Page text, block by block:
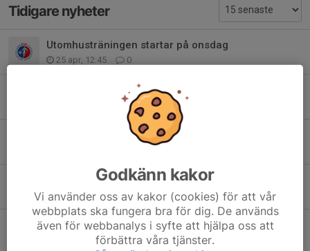
Tidigare nyheter
Utomhusträningen startar på onsdag
25 apr, 12:45 0
Påsklov och några tävlingar..
0
Tävling i längdhopp/tresteg
Två roliga tävlingar
1 mar, 17:45 0
Sportlov nästa vecka
18 feb, 19:34 0
Godkänn kakor
Vi använder oss av kakor (cookies) för att vår
webbplats ska fungera bra för dig. De används
även för webbanalys i syfte att hjälpa oss att
förbättra våra tjänster.